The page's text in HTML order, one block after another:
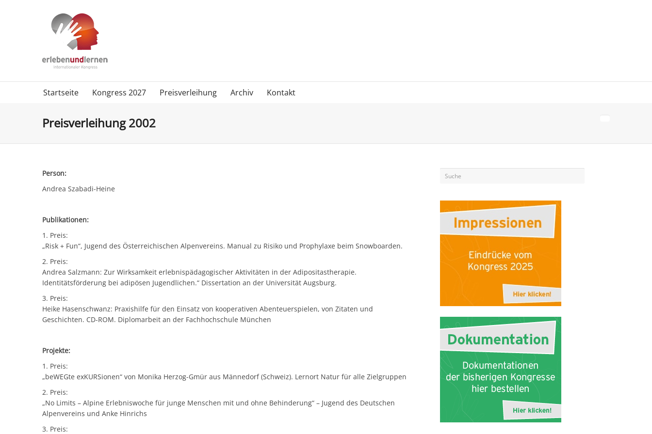
Startseite Kongress 2027 Preisverleihung Archiv Kontakt
Preisverleihung 2002
Person:
Andrea Szabadi-Heine
Publikationen:
1. Preis:
„Risk + Fun“, Jugend des Österreichischen Alpenvereins. Manual zu Risiko und Prophylaxe beim Snowboarden.
2. Preis:
Andrea Salzmann: Zur Wirksamkeit erlebnispädagogischer Aktivitäten in der Adipositastherapie.
Identitätsförderung bei adipösen Jugendlichen.“ Dissertation an der Universität Augsburg.
3. Preis:
Heike Hasenschwanz: Praxishilfe für den Einsatz von kooperativen Abenteuerspielen, von Zitaten und
Geschichten. CD-ROM. Diplomarbeit an der Fachhochschule München
Projekte:
1. Preis:
„beWEGte exKURSionen“ von Monika Herzog-Gmür aus Männedorf (Schweiz). Lernort Natur für alle Zielgruppen
2. Preis:
„No Limits – Alpine Erlebniswoche für junge Menschen mit und ohne Behinderung“ – Jugend des Deutschen
Alpenvereins und Anke Hinrichs
3. Preis: